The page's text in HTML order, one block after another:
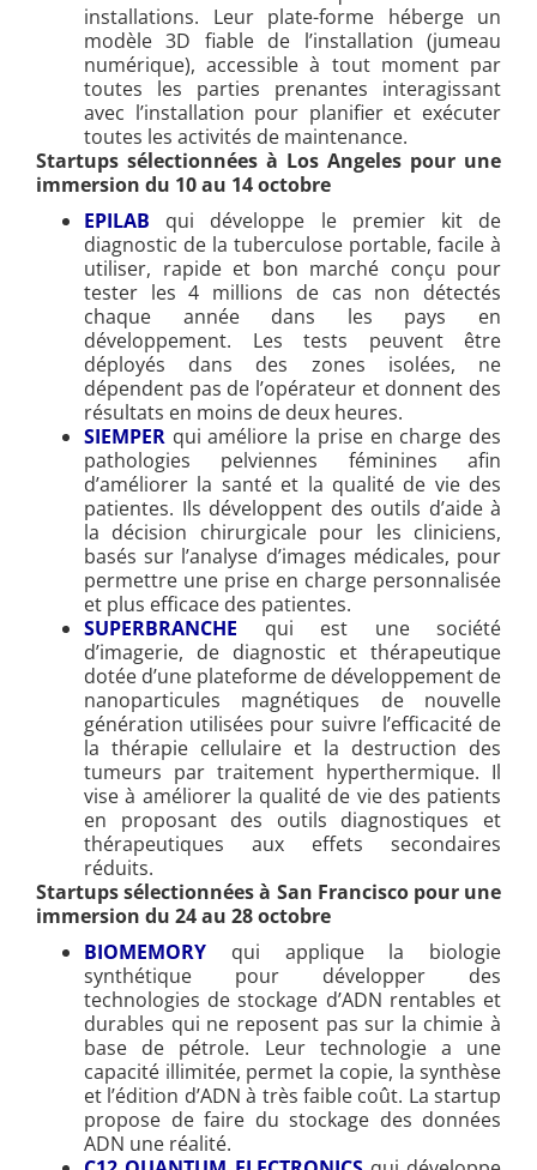
installations. Leur plate-forme héberge un
modèle 3D fiable de l’installation (jumeau
numérique), accessible à tout moment par
toutes les parties prenantes interagissant
avec l’installation pour planifier et exécuter
toutes les activités de maintenance.
Startups sélectionnées à Los Angeles pour une
immersion du 10 au 14 octobre
EPILAB qui développe le premier kit de
diagnostic de la tuberculose portable, facile à
utiliser, rapide et bon marché conçu pour
tester les 4 millions de cas non détectés
chaque année dans les pays en
développement. Les tests peuvent être
déployés dans des zones isolées, ne
dépendent pas de l’opérateur et donnent des
résultats en moins de deux heures.
SIEMPER qui améliore la prise en charge des
pathologies pelviennes féminines afin
d’améliorer la santé et la qualité de vie des
patientes. Ils développent des outils d’aide à
la décision chirurgicale pour les cliniciens,
basés sur l’analyse d’images médicales, pour
permettre une prise en charge personnalisée
et plus efficace des patientes.
SUPERBRANCHE qui est une société
d’imagerie, de diagnostic et thérapeutique
dotée d’une plateforme de développement de
nanoparticules magnétiques de nouvelle
génération utilisées pour suivre l’efficacité de
la thérapie cellulaire et la destruction des
tumeurs par traitement hyperthermique. Il
vise à améliorer la qualité de vie des patients
en proposant des outils diagnostiques et
thérapeutiques aux effets secondaires
réduits.
Startups sélectionnées à San Francisco pour une
immersion du 24 au 28 octobre
BIOMEMORY qui applique la biologie
synthétique pour développer des
technologies de stockage d’ADN rentables et
durables qui ne reposent pas sur la chimie à
base de pétrole. Leur technologie a une
capacité illimitée, permet la copie, la synthèse
et l’édition d’ADN à très faible coût. La startup
propose de faire du stockage des données
ADN une réalité.